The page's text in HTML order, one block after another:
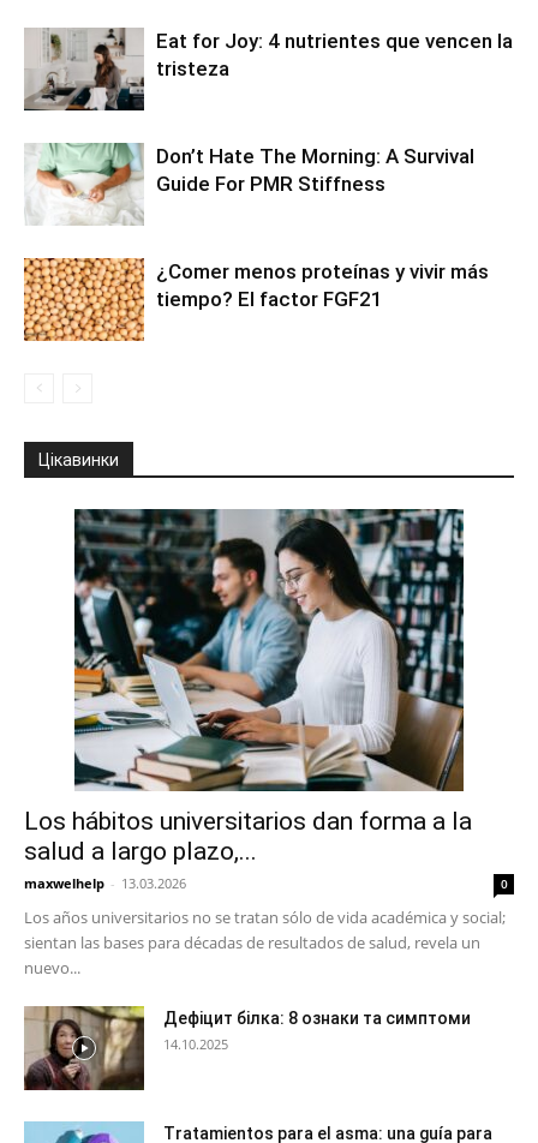
Eat for Joy: 4 nutrientes que vencen la
tristeza
Don’t Hate The Morning: A Survival
Guide For PMR Stiffness
¿Comer menos proteínas y vivir más
tiempo? El factor FGF21
Цікавинки
Los hábitos universitarios dan forma a la
salud a largo plazo,...
maxwelhelp - 13.03.2026 0
Los años universitarios no se tratan sólo de vida académica y social;
sientan las bases para décadas de resultados de salud, revela un
nuevo...
Дефіцит білка: 8 ознаки та симптоми
14.10.2025
Tratamientos para el asma: una guía para